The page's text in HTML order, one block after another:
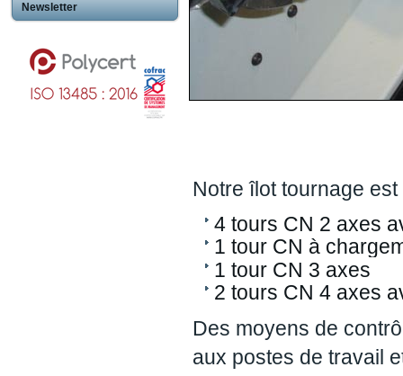
Newsletter
Notre îlot tournage
4 tours CN 2 axes
1 tour CN à
1 tour CN 3 axes
2 tours CN 4 axes
Des moyens de
aux postes de travail